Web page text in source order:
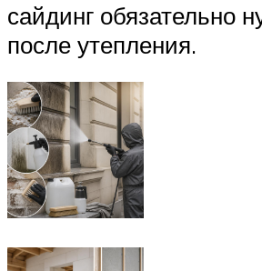
сайдинг обязательно
после утепления.